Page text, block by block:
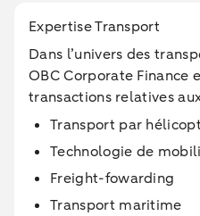
Expertise Transport
Dans l’univers des
OBC Corporate Finance
transactions relatives
Transport par
Technologie de
Freight-fowarding
Transport maritime